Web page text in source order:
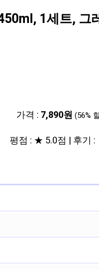
1세트, 그
가격 : 7,890원 (56%
평점 : ★ 5.0점 | 후기 :